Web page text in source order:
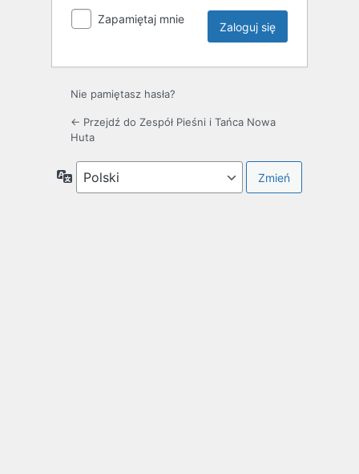
Zapamiętaj mnie
Nie pamiętasz hasła?
← Przejdź do Zespół Pieśni i Tańca Nowa
Huta
Język